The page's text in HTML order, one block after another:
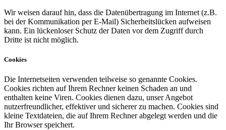
Wir weisen darauf hin, dass die Datenübertragung im Internet (z.B.
bei der Kommunikation per E-Mail) Sicherheitslücken aufweisen
kann. Ein lückenloser Schutz der Daten vor dem Zugriff durch
Dritte ist nicht möglich.
Cookies
Die Internetseiten verwenden teilweise so genannte Cookies.
Cookies richten auf Ihrem Rechner keinen Schaden an und
enthalten keine Viren. Cookies dienen dazu, unser Angebot
nutzerfreundlicher, effektiver und sicherer zu machen. Cookies sind
kleine Textdateien, die auf Ihrem Rechner abgelegt werden und die
Ihr Browser speichert.